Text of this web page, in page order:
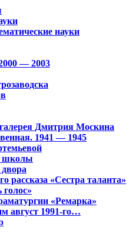
науки
— 2003
Дмитрия Москина
1941 — 1945
школы
рассказа «Сестра таланта»
«Ремарка»
август 1991-го…